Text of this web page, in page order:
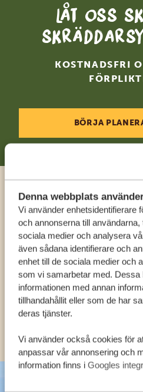
Denna webbplats
Vi använder enhetsidentifierare
och annonserna till
sociala medier och analysera
även sådana identifierare och
enhet till de sociala medier och
som vi samarbetar med. Dessa
informationen med annan
tillhandahållit eller som de har
deras tjänster.
Vi använder också cookies för
anpassar vår annonsering och
information finns i Googles
Låt oss
KOSTNADSFRI
BÖRJA
Ring en
FÅ PERSONLIG
SV:+31